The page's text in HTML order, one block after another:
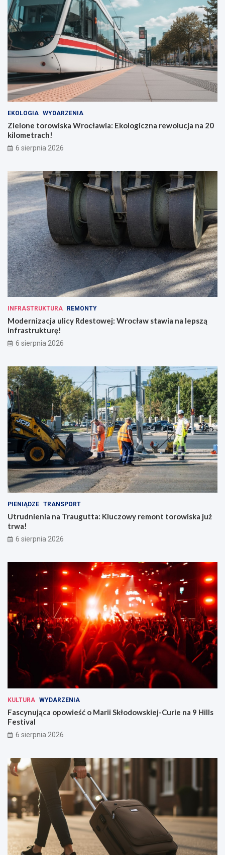
EKOLOGIA WYDARZENIA
Zielone torowiska Wrocławia: Ekologiczna rewolucja na 20
kilometrach!
6 sierpnia 2026
INFRASTRUKTURA REMONTY
Modernizacja ulicy Rdestowej: Wrocław stawia na lepszą
infrastrukturę!
6 sierpnia 2026
PIENIĄDZE TRANSPORT
Utrudnienia na Traugutta: Kluczowy remont torowiska już
trwa!
6 sierpnia 2026
KULTURA WYDARZENIA
Fascynująca opowieść o Marii Skłodowskiej-Curie na 9 Hills
Festival
6 sierpnia 2026